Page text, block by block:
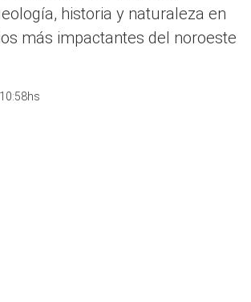
historia y naturaleza en
más impactantes del noroeste